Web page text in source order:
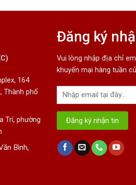
164
Thành phố
Trí, phường
Bình,
Đăng ký
Vui lòng nhập địa chỉ
khuyến mại hàng tuần